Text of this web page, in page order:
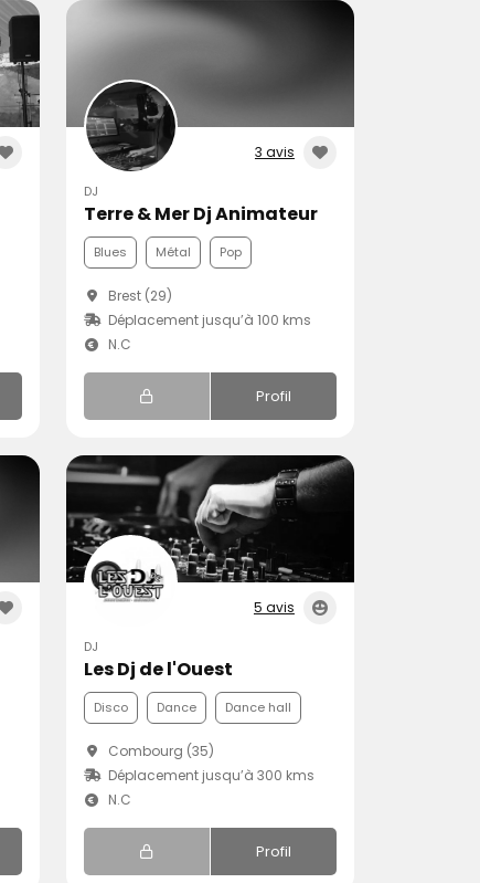
3 avis
DJ
Terre & Mer Dj Animateur
Blues Métal Pop
Brest (29)
Déplacement jusqu’à 100 kms
N.C
Profil
5 avis
DJ
Les Dj de l'Ouest
Disco Dance Dance hall
Combourg (35)
Déplacement jusqu’à 300 kms
N.C
Profil